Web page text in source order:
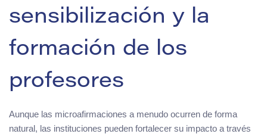
sensibilización y la
formación de los
profesores
Aunque las microafirmaciones a menudo ocurren de forma
natural, las instituciones pueden fortalecer su impacto a través